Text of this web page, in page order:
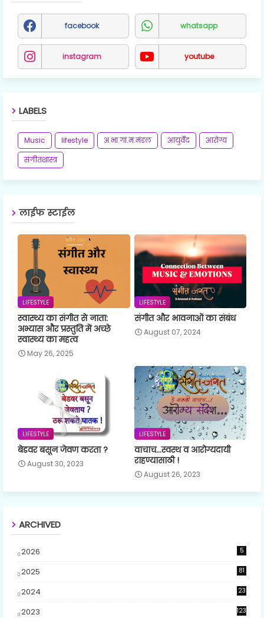
facebook whatsapp
instagram youtube
LABELS
Music lifestyle अ.भा.गां.म.मंडल आयुर्वेद
आरोग्य
संगीतशास्त्र
लाईफ स्टाईल
LIFESTYLE
स्वास्थ्य का संगीत से नाता:
अभ्यास और प्रस्तुति में अच्छे
स्वास्थ्य का महत्व
May 26, 2025
LIFESTYLE
संगीत और भावनाओं का संबंध
August 07, 2024
LIFESTYLE
बेडवर बसून जेवण करता ?
August 30, 2023
LIFESTYLE
वाचाच...स्वस्थ व आरोग्यदायी
राहण्यासाठी !
August 26, 2023
ARCHIVED
2026 5
2025 81
2024
23
2023 123